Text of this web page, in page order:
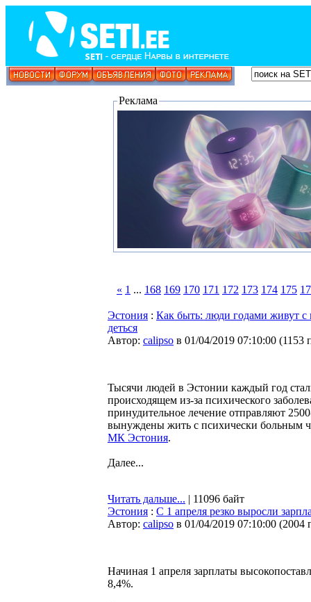
Реклама
« 1 ... 168 169 170 171 172 173 174 175
Эстония : Как быть: люди годами живут с
деться
Автор: calipso в 01/04/2019 07:10:00 (1153
Тысячи людей в Эстонии каждый год
происходящем из-за психического
принудительное лечение отправляют
вынуждены жить с психически больным
МК Эстония.
Далее...
Читать дальше... | 11096 байт
Эстония : С 1 апреля резко выросли
Автор: calipso в 01/04/2019 07:10:00 (2004
Начиная 1 апреля зарплаты
8,4%.